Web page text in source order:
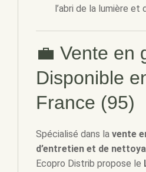
l’abri de la lumière et
💼 Vente en
Disponible
France (95)
Spécialisé dans la vente
d’entretien et de
Ecopro Distrib propose le